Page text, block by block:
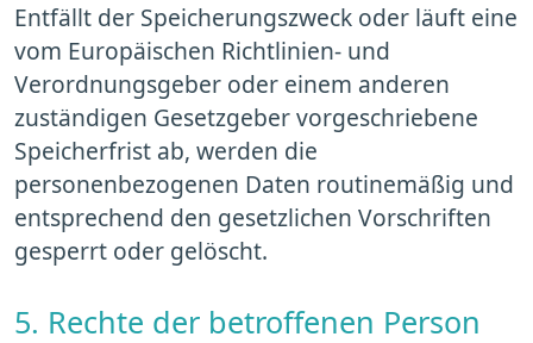
Entfällt der Speicherungszweck oder läuft eine
vom Europäischen Richtlinien- und
Verordnungsgeber oder einem anderen
zuständigen Gesetzgeber vorgeschriebene
Speicherfrist ab, werden die
personenbezogenen Daten routinemäßig und
entsprechend den gesetzlichen Vorschriften
gesperrt oder gelöscht.
5. Rechte der betroffenen Person